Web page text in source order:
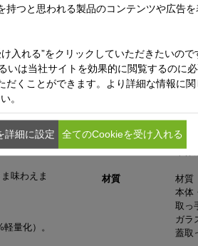
、風味を
みを逃し
味わえま
量化）。
保証期間
10年
材質
本体
本体
材質
本体
取っ
ガラ
蓋取
持つと思われる製品のコンテンツや広告を
入れる”をクリックしていただきたいので
いは当社サイトを効果的に閲覧するのに
だくことができます。より詳細な情報に
。
詳細に設定 全てのCookieを受け入れる